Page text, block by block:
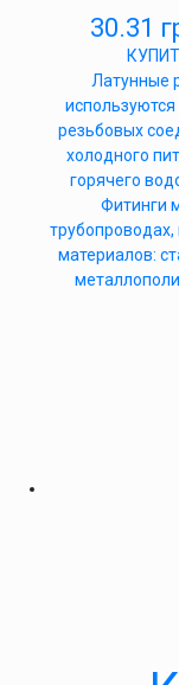
30.31
Латунные
резьбовых
холодного
горячего
Фитинги
материалов: